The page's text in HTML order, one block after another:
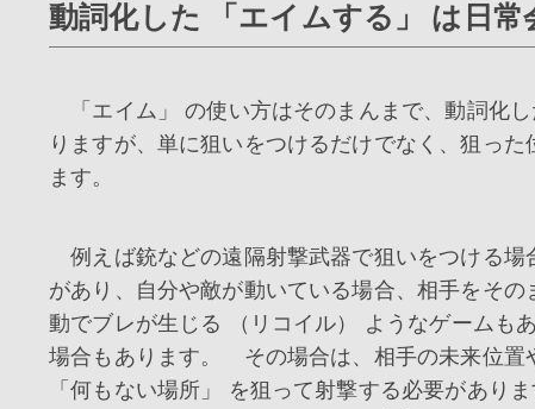
動詞化した 「エイムする」 は日常
「エイム」 の使い方はそのまんまで、動詞化
りますが、単に狙いをつけるだけでなく、狙っ
ます。
例えば銃などの遠隔射撃武器で狙いをつける場
があり、自分や敵が動いている場合、相手をそ
動でブレが生じる （リコイル） ようなゲームも
場合もあります。 その場合は、相手の未来位置
「何もない場所」 を狙って射撃する必要がありま